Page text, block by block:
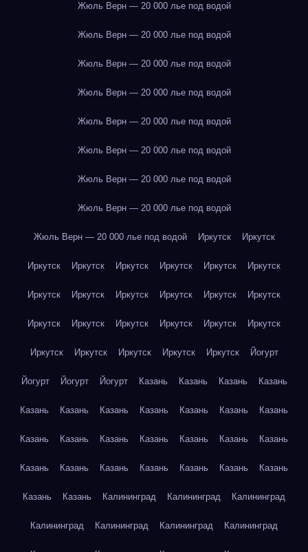
Жюль Верн — 20 000 лье под водой
Жюль Верн — 20 000 лье под водой
Жюль Верн — 20 000 лье под водой
Жюль Верн — 20 000 лье под водой
Жюль Верн — 20 000 лье под водой
Жюль Верн — 20 000 лье под водой
Жюль Верн — 20 000 лье под водой
Жюль Верн — 20 000 лье под водой
Жюль Верн — 20 000 лье под водой Иркутск Иркутск
Иркутск Иркутск Иркутск Иркутск Иркутск Иркутск
Иркутск Иркутск Иркутск Иркутск Иркутск Иркутск
Иркутск Иркутск Иркутск Иркутск Иркутск Иркутск
Иркутск Иркутск Иркутск Иркутск Иркутск Йогурт
Йогурт Йогурт Йогурт Казань Казань Казань Казань
Казань Казань Казань Казань Казань Казань Казань
Казань Казань Казань Казань Казань Казань Казань
Казань Казань Казань Казань Казань Казань Казань
Казань Казань Калининград Калининград Калининград
Калининград Калининград Калининград Калининград